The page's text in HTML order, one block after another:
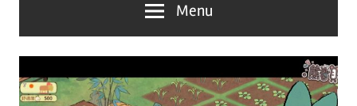
家
達
No.1
遊
戲
科
Menu